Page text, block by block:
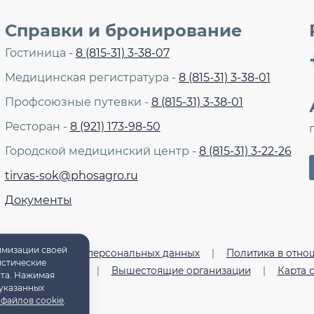
Справки и бронирование
Гостиница - 8 (815-31) 3-38-07
Медицинская регистратура - 8 (815-31) 3-38-01
Профсоюзные путевки - 8 (815-31) 3-38-01
Ресторан - 8 (921) 173-98-50
Городской медицинский центр - 8 (815-31) 3-22-26
tirvas-sok@phosagro.ru
Документы
обработки персональных данных
Политика в
налог
Вышестоящие организации Карта
своей
Нажимая
cookie.